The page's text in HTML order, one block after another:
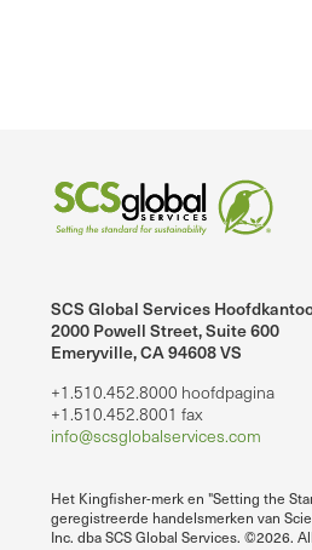
all-day
FSMA
Food Training -
all-day
FSMA
Food Training -
all-day
HACCP Training
all-day
FDA Food
Training - Aug.
SCS Global Services
2000 Powell Street, Suite 600
Emeryville, CA 94608 VS
+1.510.452.8000 hoofdpagina
+1.510.452.8001 fax
info@scsglobalservices.com
Het Kingfisher-merk en "Setting the
geregistreerde handelsmerken van
Inc. dba SCS Global Services. ©2026.